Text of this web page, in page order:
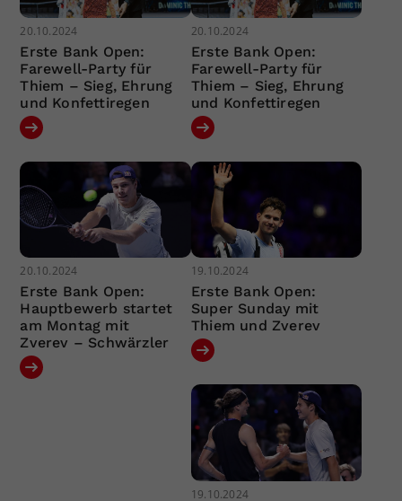
20.10.2024
Erste Bank Open:
Farewell-Party für
Thiem – Sieg, Ehrung
und Konfettiregen
20.10.2024
Erste Bank Open:
Farewell-Party für
Thiem – Sieg, Ehrung
und Konfettiregen
20.10.2024
Erste Bank Open:
Hauptbewerb startet
am Montag mit
Zverev – Schwärzler
19.10.2024
Erste Bank Open:
Super Sunday mit
Thiem und Zverev
19.10.2024